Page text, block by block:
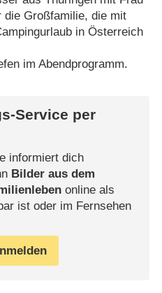
die Großfamilie, die mit
in Österreich
im Abendprogramm.
Service per
informiert dich
Bilder aus dem
online als
ist oder im Fernsehen